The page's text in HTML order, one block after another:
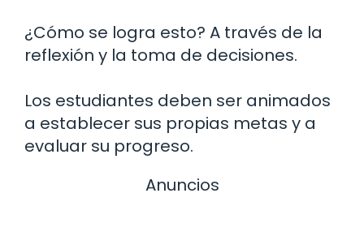
¿Cómo se logra esto? A través de la
reflexión y la toma de decisiones.
Los estudiantes deben ser animados
a establecer sus propias metas y a
evaluar su progreso.
Anuncios